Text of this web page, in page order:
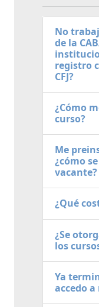
No
de la
registro
CFJ?
¿Cómo
curso?
Me
¿cómo
vacante?
¿Qué
¿Se
los
Ya
accedo